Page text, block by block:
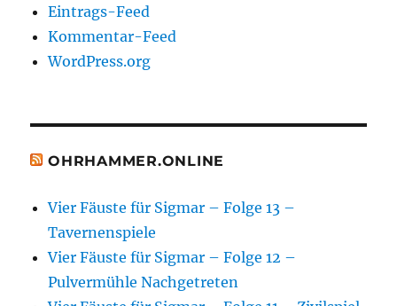
Eintrags-Feed
Kommentar-Feed
WordPress.org
OHRHAMMER.ONLINE
Vier Fäuste für Sigmar – Folge 13 –
Tavernenspiele
Vier Fäuste für Sigmar – Folge 12 –
Pulvermühle Nachgetreten